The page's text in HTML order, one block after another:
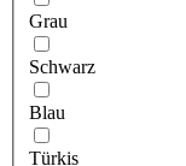
Grau
Schwarz
Blau
Türkis